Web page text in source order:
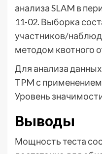
анализа SLAM в
11-02. Выборка
участников/
методом квотного
Для анализа
TPM с
Уровень
Выводы
Мощность теста